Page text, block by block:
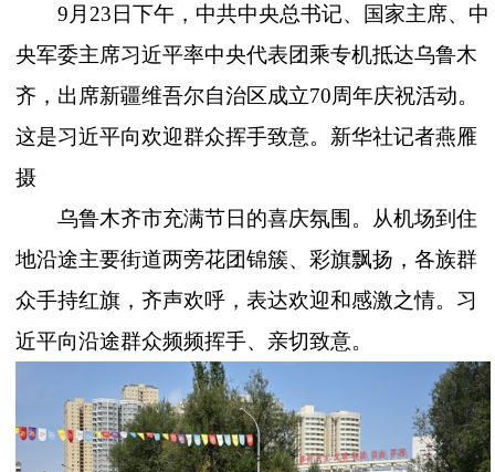
9月23日下午，中共中央总书记、国家主席、中
央军委主席习近平率中央代表团乘专机抵达乌鲁木
齐，出席新疆维吾尔自治区成立70周年庆祝活动。
这是习近平向欢迎群众挥手致意。新华社记者燕雁
摄
乌鲁木齐市充满节日的喜庆氛围。从机场到住
地沿途主要街道两旁花团锦簇、彩旗飘扬，各族群
众手持红旗，齐声欢呼，表达欢迎和感激之情。习
近平向沿途群众频频挥手、亲切致意。